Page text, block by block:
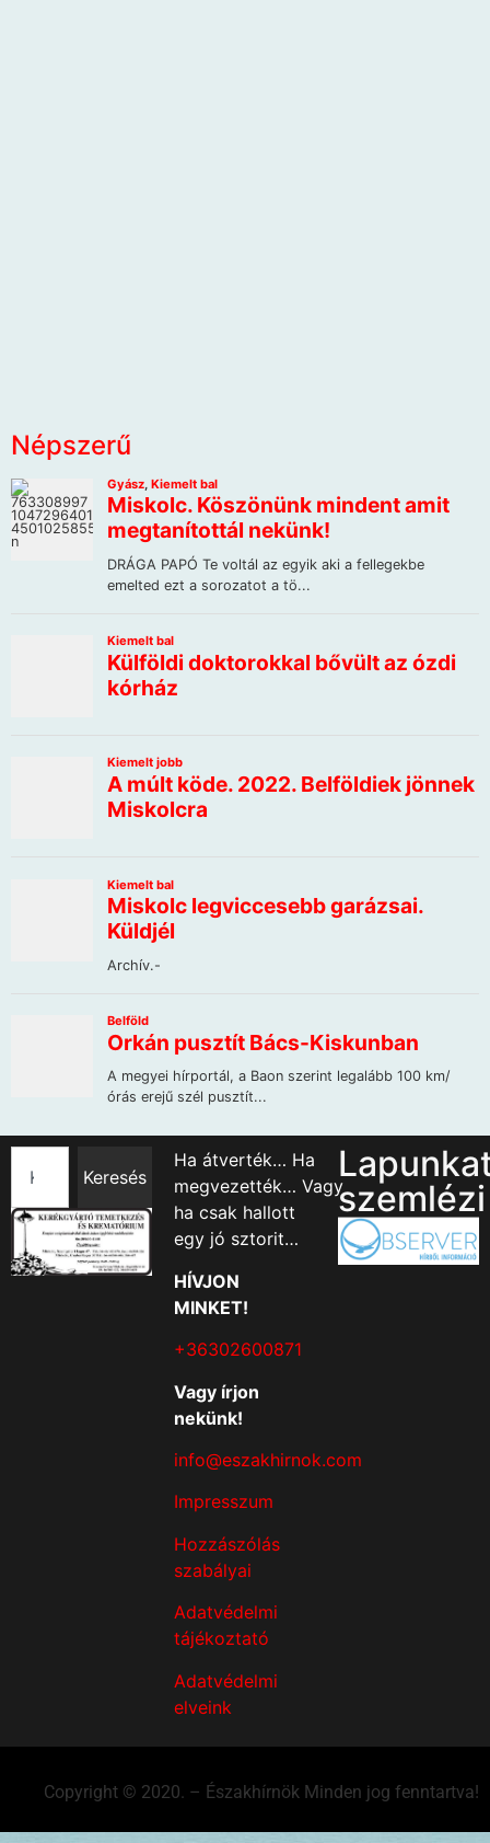
Népszerű
Keresés
Ha átverték… Ha
megvezették… Vagy
ha csak hallott
egy jó sztorit…
HÍVJON
MINKET!
+36302600871
Vagy írjon
nekünk!
info@eszakhirnok.com
Impresszum
Hozzászólás
szabályai
Adatvédelmi
tájékoztató
Adatvédelmi
elveink
szemlézi
Copyright © 2020. – Északhírnök Minden jog fenntartva!